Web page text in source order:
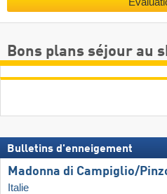
Bons plans séjour au
Bulletins d'enneigement
Madonna di Campiglio/​
Italie